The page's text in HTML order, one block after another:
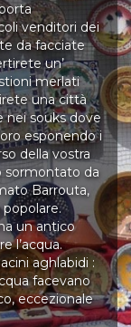
venditori dei
da facciate
un’
merlati
una città
nei souks dove
esponendo i
della vostra
sormontato da
Barrouta,
un antico
l’acqua.
aghlabidi :
facevano
eccezionale